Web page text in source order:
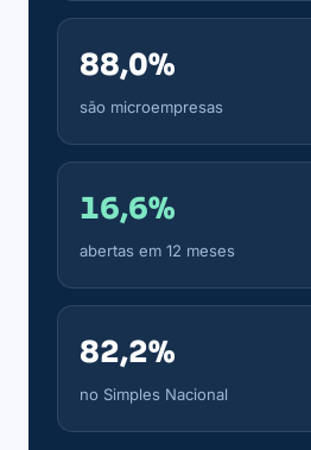
88,0%
são microempresas
16,6%
abertas em 12 meses
82,2%
no Simples Nacional